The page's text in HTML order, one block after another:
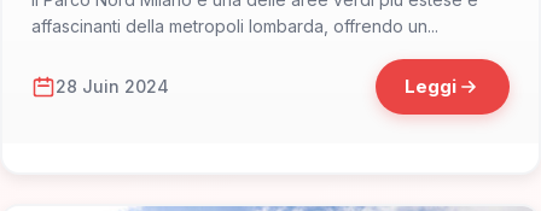
affascinanti della metropoli lombarda, offrendo un...
28 Juin 2024 Leggi